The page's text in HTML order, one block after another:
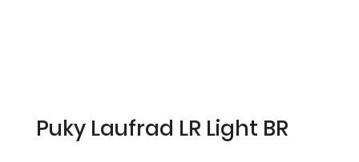
Puky Laufrad LR Light BR